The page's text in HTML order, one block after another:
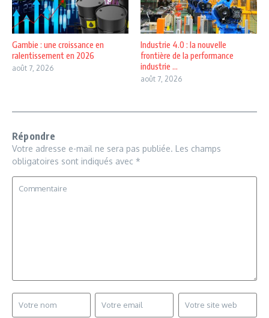
Gambie : une croissance en
ralentissement en 2026
août 7, 2026
Industrie 4.0 : la nouvelle
frontière de la performance
industrie ...
août 7, 2026
Répondre
Votre adresse e-mail ne sera pas publiée. Les champs
obligatoires sont indiqués avec *